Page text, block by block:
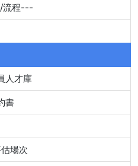
流程---
人才庫
書
場次